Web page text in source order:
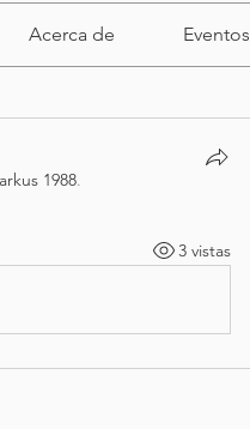
Acerca de Eventos
1988.
3 vistas